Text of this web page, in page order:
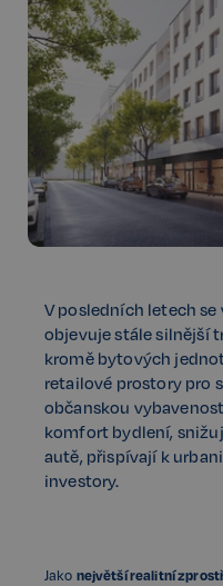
V posledních letech
objevuje stále silnější
kromě bytových
retailové prostory pro
občanskou
komfort bydlení,
autě, přispívají k
investory.
Jako největší realitní